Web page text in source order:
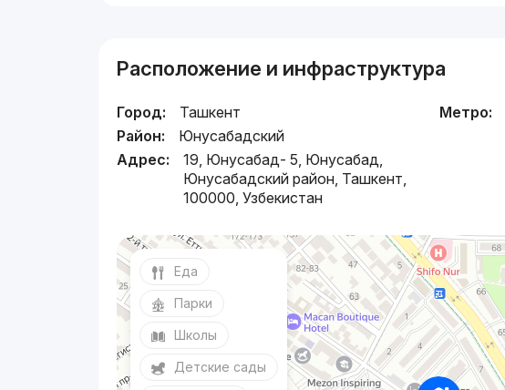
Расположение и инфраструктура
Город:
Ташкент
Район:
Юнусабадский
Адрес:
19, Юнусабад- 5, Юнусабад,
Юнусабадский район, Ташкент,
100000, Узбекистан
Метро:
Еда
Парки
Школы
Детские сады